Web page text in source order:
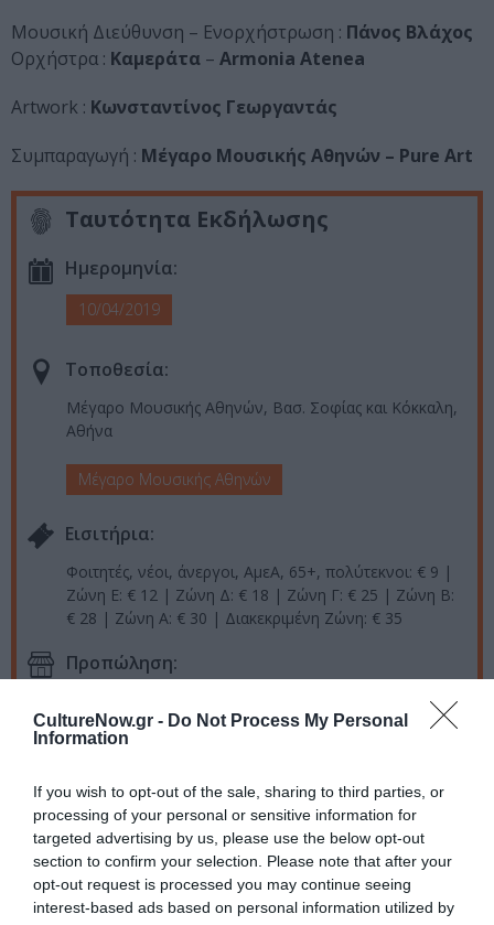
CultureNow.gr - Do Not Process My Personal
Information
If you wish to opt-out of the sale, sharing to third parties, or
processing of your personal or sensitive information for
targeted advertising by us, please use the below opt-out
section to confirm your selection. Please note that after your
opt-out request is processed you may continue seeing
interest-based ads based on personal information utilized by
Μουσική Διεύθυνση – Ενορχήστρωση : Πάνος Βλάχος
Ορχήστρα : Καμεράτα – Armonia Atenea
Artwork : Κωνσταντίνος Γεωργαντάς
Συμπαραγωγή : Μέγαρο Μουσικής Αθηνών – Pure Art
Ταυτότητα Εκδήλωσης
Ημερομηνία:
10/04/2019
Τοποθεσία:
Μέγαρο Μουσικής Αθηνών, Βασ. Σοφίας και Κόκκαλη,
Αθήνα
Μέγαρο Μουσικής Αθηνών
Eισιτήρια:
Φοιτητές, νέοι, άνεργοι, ΑμεΑ, 65+, πολύτεκνοι: € 9 |
Ζώνη Ε: € 12 | Ζώνη Δ: € 18 | Ζώνη Γ: € 25 | Ζώνη Β:
€ 28 | Ζώνη Α: € 30 | Διακεκριμένη Ζώνη: € 35
Προπώληση:
Πληροφορίες / Κρατήσεις:
www.megaron.gr | 210 7282 333
Ακολουθήστε το Culturenow.gr στο Google News
μάθετε πρώτοι όλες τις ειδήσεις